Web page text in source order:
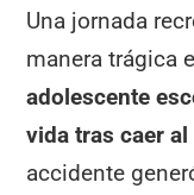
Una jornada
manera trágica
adolescente
vida tras caer
accidente